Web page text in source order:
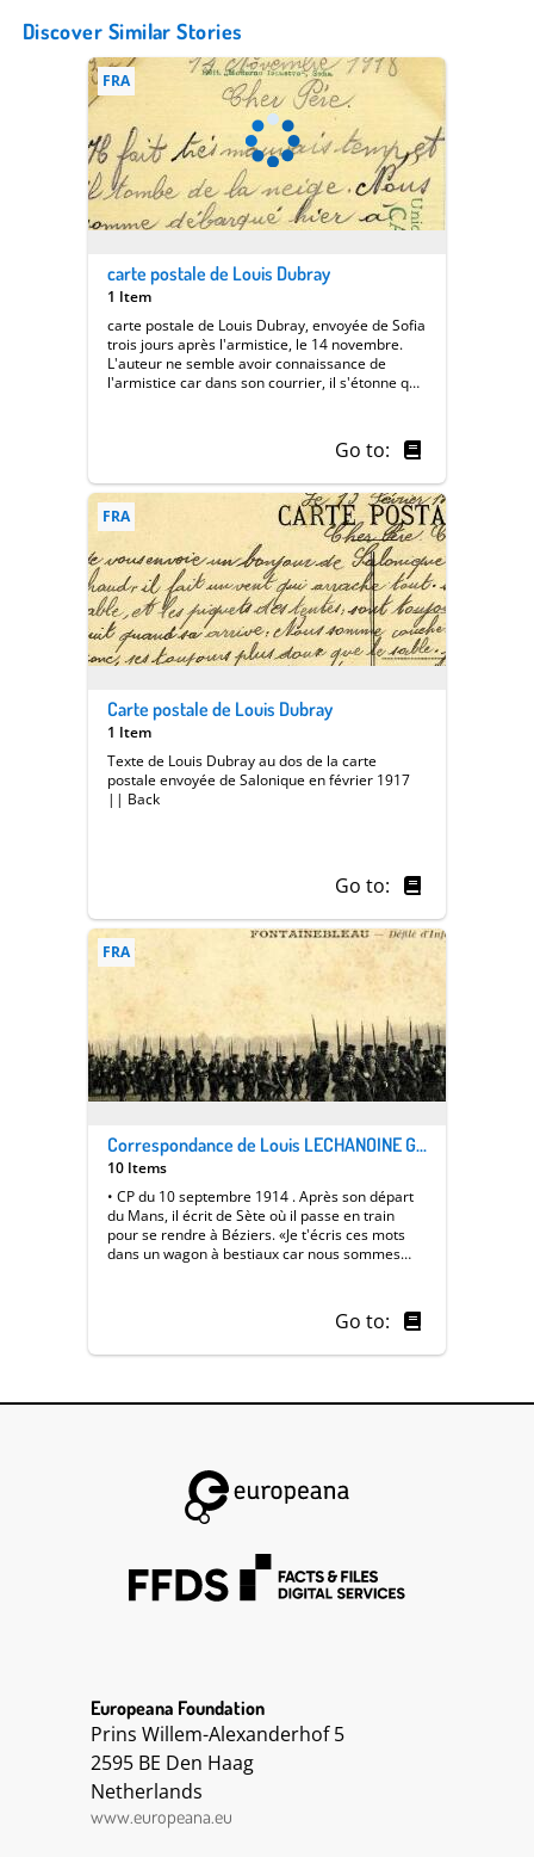
Discover Similar Stories
FRA
carte postale de Louis Dubray
1 Item
carte postale de Louis Dubray, envoyée de Sofia
trois jours après l'armistice, le 14 novembre.
L'auteur ne semble avoir connaissance de
l'armistice car dans son courrier, il s'étonne que
présence éventuelle de Roumains (alliés de la
Go to:
FRA
Carte postale de Louis Dubray
1 Item
Texte de Louis Dubray au dos de la carte
postale envoyée de Salonique en février 1917
|| Back
Go to:
FRA
Correspondance de Louis LECHANOINE Grand-père du contributeur
10 Items
• CP du 10 septembre 1914 . Après son départ
du Mans, il écrit de Sète où il passe en train
pour se rendre à Béziers. «Je t'écris ces mots
dans un wagon à bestiaux car nous sommes
la mer à quelques mètres de nous et de ce
moment nous n'en sommes pas encore loin.» •
100 mètres des notres, ils ont levé les bras,
copains, aussi le lieutenant a été mal vu de
notre part. ». • Lettre du 18 mars 1915 Ecrit
depuis le sanatorium par l'intermédiare d'un
qu'il est « rongé par la vermine » ce qui
l'empêche de dormir. • Lettre du 23 juin 1916.
Go to:
Europeana Foundation
Prins Willem-Alexanderhof 5
2595 BE Den Haag
Netherlands
www.europeana.eu